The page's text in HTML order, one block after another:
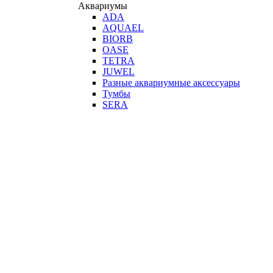
Аквариумы
ADA
AQUAEL
BIORB
OASE
TETRA
JUWEL
Разные аквариумные аксессуары
Тумбы
SERA